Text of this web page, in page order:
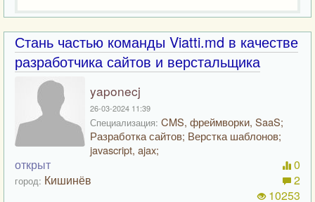
Стань частью команды Viatti.md в качестве
разработчика сайтов и верстальщика
yaponecj
26-03-2024 11:39
Специализация: CMS, фреймворки, SaaS;
Разработка сайтов; Верстка шаблонов;
javascript, ajax;
открыт
город: Кишинёв
0
2
10253